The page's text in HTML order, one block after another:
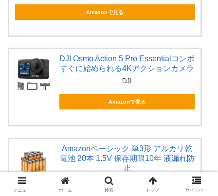
Amazonで見る
DJI Osmo Action 5 Pro Essentialコンボ
すぐに始められる4Kアクションカメラ
DJI
Amazonで見る
Amazonベーシック 単3形 アルカリ乾
電池 20本 1.5V 保存期限10年 液漏れ防
止
Amazonベーシック(Amazon Basics)
メニュー ホーム 検索 トップ サイドバー